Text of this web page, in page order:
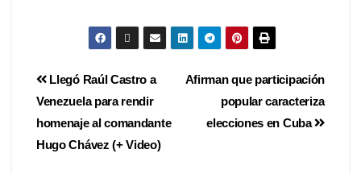
Afirman que participación
popular caracteriza
elecciones en Cuba
Llegó Raúl Castro a
Venezuela para rendir
homenaje al comandante
Hugo Chávez (+ Video)